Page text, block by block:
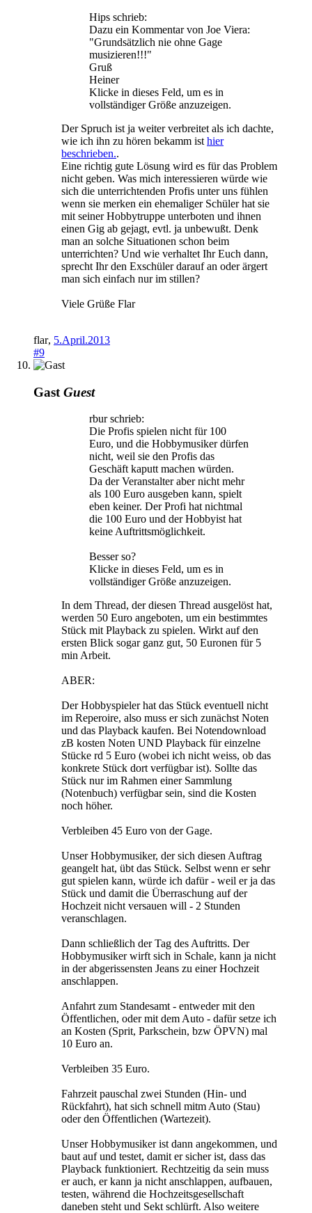
Hips schrieb:
Dazu ein Kommentar von Joe Viera:
"Grundsätzlich nie ohne Gage
musizieren!!!"
Gruß
Heiner
Klicke in dieses Feld, um es in
vollständiger Größe anzuzeigen.
Der Spruch ist ja weiter verbreitet als ich dachte,
wie ich ihn zu hören bekamm ist hier
beschrieben..
Eine richtig gute Lösung wird es für das Problem
nicht geben. Was mich interessieren würde wie
sich die unterrichtenden Profis unter uns fühlen
wenn sie merken ein ehemaliger Schüler hat sie
mit seiner Hobbytruppe unterboten und ihnen
einen Gig ab gejagt, evtl. ja unbewußt. Denk
man an solche Situationen schon beim
unterrichten? Und wie verhaltet Ihr Euch dann,
sprecht Ihr den Exschüler darauf an oder ärgert
man sich einfach nur im stillen?
Viele Grüße Flar
flar, 5.April.2013
#9
Gast Guest
rbur schrieb:
Die Profis spielen nicht für 100
Euro, und die Hobbymusiker dürfen
nicht, weil sie den Profis das
Geschäft kaputt machen würden.
Da der Veranstalter aber nicht mehr
als 100 Euro ausgeben kann, spielt
eben keiner. Der Profi hat nichtmal
die 100 Euro und der Hobbyist hat
keine Auftrittsmöglichkeit.
Besser so?
Klicke in dieses Feld, um es in
vollständiger Größe anzuzeigen.
In dem Thread, der diesen Thread ausgelöst hat,
werden 50 Euro angeboten, um ein bestimmtes
Stück mit Playback zu spielen. Wirkt auf den
ersten Blick sogar ganz gut, 50 Euronen für 5
min Arbeit.
ABER:
Der Hobbyspieler hat das Stück eventuell nicht
im Reperoire, also muss er sich zunächst Noten
und das Playback kaufen. Bei Notendownload
zB kosten Noten UND Playback für einzelne
Stücke rd 5 Euro (wobei ich nicht weiss, ob das
konkrete Stück dort verfügbar ist). Sollte das
Stück nur im Rahmen einer Sammlung
(Notenbuch) verfügbar sein, sind die Kosten
noch höher.
Verbleiben 45 Euro von der Gage.
Unser Hobbymusiker, der sich diesen Auftrag
geangelt hat, übt das Stück. Selbst wenn er sehr
gut spielen kann, würde ich dafür - weil er ja das
Stück und damit die Überraschung auf der
Hochzeit nicht versauen will - 2 Stunden
veranschlagen.
Dann schließlich der Tag des Auftritts. Der
Hobbymusiker wirft sich in Schale, kann ja nicht
in der abgerissensten Jeans zu einer Hochzeit
anschlappen.
Anfahrt zum Standesamt - entweder mit den
Öffentlichen, oder mit dem Auto - dafür setze ich
an Kosten (Sprit, Parkschein, bzw ÖPVN) mal
10 Euro an.
Verbleiben 35 Euro.
Fahrzeit pauschal zwei Stunden (Hin- und
Rückfahrt), hat sich schnell mitm Auto (Stau)
oder den Öffentlichen (Wartezeit).
Unser Hobbymusiker ist dann angekommen, und
baut auf und testet, damit er sicher ist, dass das
Playback funktioniert. Rechtzeitig da sein muss
er auch, er kann ja nicht anschlappen, aufbauen,
testen, während die Hochzeitsgesellschaft
daneben steht und Sekt schlürft. Also weitere